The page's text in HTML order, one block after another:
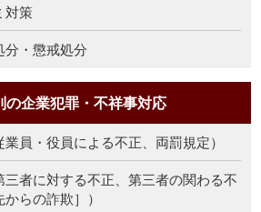
対策
分・懲戒処分
の企業犯罪・不祥事対応
員・役員による不正、両罰規定）
者に対する不正、第三者の関わる不
らの詐欺］）